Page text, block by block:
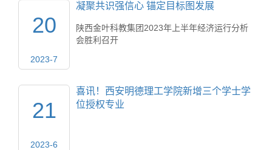
20
2023-7
凝聚共识强信心 锚定目标图发展
陕西金叶科教集团2023年上半年经济运行分析
会胜利召开
21
2023-6
喜讯！西安明德理工学院新增三个学士学
位授权专业